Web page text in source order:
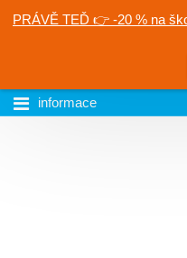
PRÁVĚ TEĎ 👉 -20 % na
informace